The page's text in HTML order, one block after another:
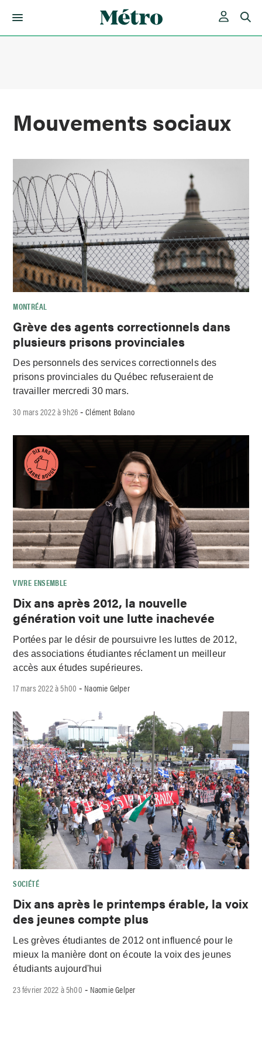
Mouvements sociaux
MONTRÉAL
Grève des agents correctionnels dans
plusieurs prisons provinciales
Des personnels des services correctionnels des
prisons provinciales du Québec refuseraient de
travailler mercredi 30 mars.
30 mars 2022 à 9h26 -Clément Bolano
VIVRE ENSEMBLE
Dix ans après 2012, la nouvelle
génération voit une lutte inachevée
Portées par le désir de poursuivre les luttes de 2012,
des associations étudiantes réclament un meilleur
accès aux études supérieures.
17 mars 2022 à 5h00 - Naomie Gelper
SOCIÉTÉ
Dix ans après le printemps érable, la voix
des jeunes compte plus
Les grèves étudiantes de 2012 ont influencé pour le
mieux la manière dont on écoute la voix des jeunes
étudiants aujourd'hui
23 février 2022 à 5h00 - Naomie Gelper